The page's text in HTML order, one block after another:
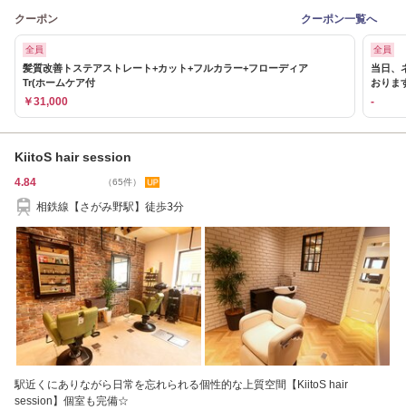
クーポン クーポン一覧へ
全員
髪質改善トステアストレート+カット+フルカラー+フローディア
Tr(ホームケア付
￥31,000
全員
当日、
おりま
-
KiitoS hair session
4.84 （65件）
相鉄線【さがみ野駅】徒歩3分
駅近くにありながら日常を忘れられる個性的な上質空間【KiitoS hair
session】個室も完備☆